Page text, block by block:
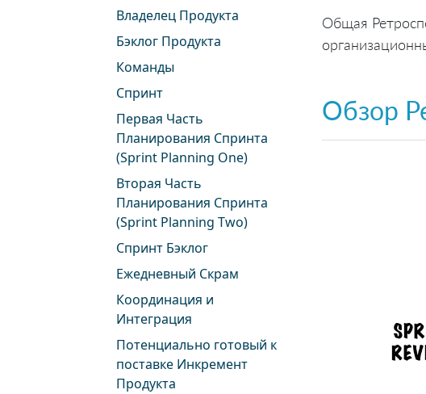
Владелец Продукта
Бэклог Продукта
Команды
Спринт
Первая Часть
Планирования Спринта
(Sprint Planning One)
Вторая Часть
Планирования Спринта
(Sprint Planning Two)
Спринт Бэклог
Ежедневный Скрам
Координация и
Интеграция
Потенциально готовый к
поставке Инкремент
Продукта
Общая
Обзор